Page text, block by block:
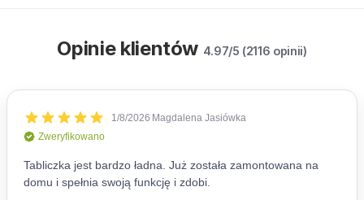
Opinie klientów 4.97/5 (2116 opinii)